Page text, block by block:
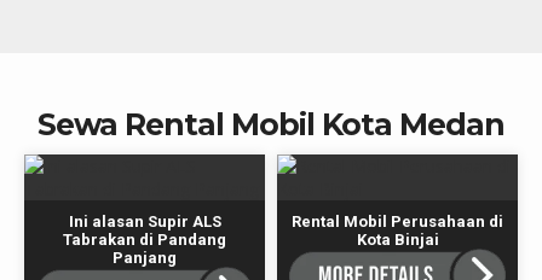
Sewa Rental Mobil Kota Medan
Ini alasan Supir ALS
Tabrakan di Pandang
Panjang
Rental Mobil Perusahaan di
Kota Binjai